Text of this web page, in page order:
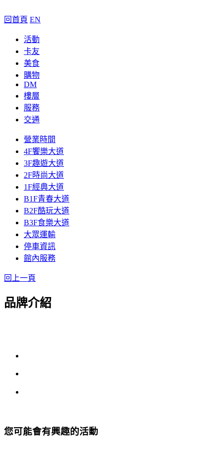
回首頁 EN
活動
卡友
美食
購物
DM
樓層
服務
交通
營業時間
4F饗樂大道
3F趣遊大道
2F時尚大道
1F經典大道
B1F青春大道
B2F酷玩大道
B3F食樂大道
大眾運輸
停車資訊
館內服務
回上一頁
品牌介紹
您可能會有興趣的活動